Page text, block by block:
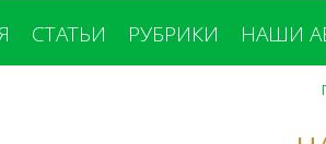
СТАТЬИ РУБРИКИ НАШИ